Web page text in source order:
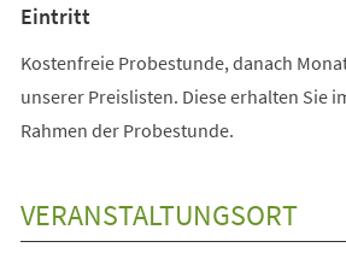
Eintritt
Kostenfreie Probestunde, danach
unserer Preislisten. Diese erhalten Sie
Rahmen der Probestunde.
VERANSTALTUNGSORT